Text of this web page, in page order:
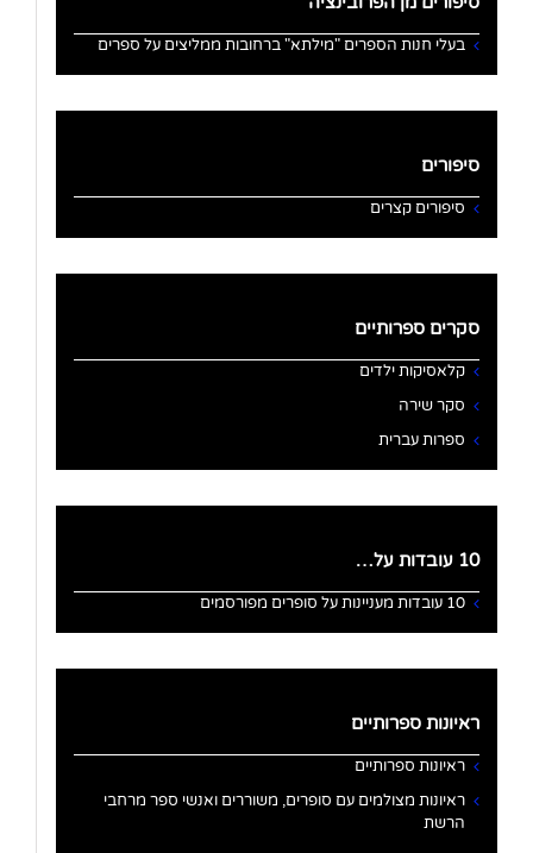
בעלי חנות הספרים "מילתא" ברחובות ממליצים על ספרים
סיפורים
סיפורים קצרים
סקרים ספרותיים
קלאסיקות ילדים
סקר שירה
ספרות עברית
10 עובדות על…
10 עובדות מעניינות על סופרים מפורסמים
ראיונות ספרותיים
ראיונות ספרותיים
ראיונות מצולמים עם סופרים, משוררים ואנשי ספר מרחבי
הרשת